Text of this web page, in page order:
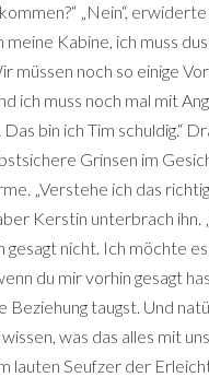
„Nein“,
Kabine, ich muss
müssen noch so einige
ich muss noch mal mit
bin ich Tim schuldig.“
Grinsen im
„Verstehe ich das
Kerstin unterbrach ihn.
gesagt nicht. Ich möchte
du mir vorhin gesagt
Beziehung taugst. Und
was das alles mit
lauten Seufzer der